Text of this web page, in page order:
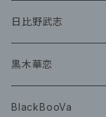
グッズ
CD
グッズ
日比野武志
黒木華恋
BlackBooVa